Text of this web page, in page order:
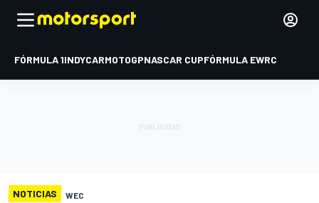
FÓRMULA 1INDYCARMOTOGPNASCAR CUPFÓRMULA EWRC
NOTICIAS WEC